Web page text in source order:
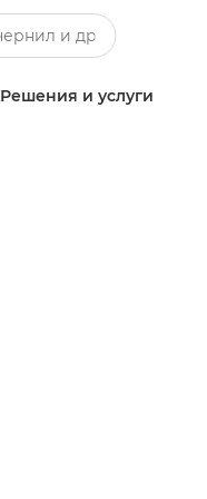
Решения и услуги